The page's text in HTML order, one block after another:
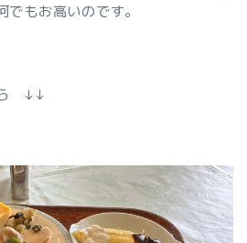
もお高いのです。
ら ↓↓